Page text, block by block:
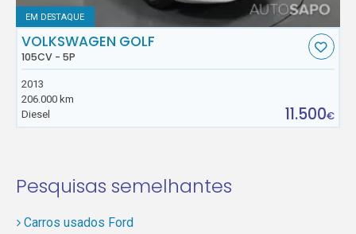
EM DESTAQUE
VOLKSWAGEN GOLF
105CV - 5P
2013
206.000 km
Diesel
11.500€
Pesquisas semelhantes
Carros usados Ford